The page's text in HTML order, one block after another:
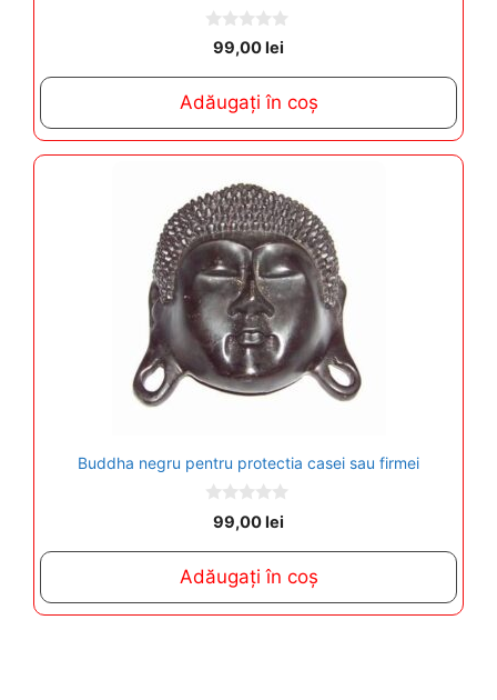
0
o
5
99,00lei
Adăugați în coș
Buddha negru pentru protectia casei sau firmei
0
o
5
99,00lei
Adăugați în coș